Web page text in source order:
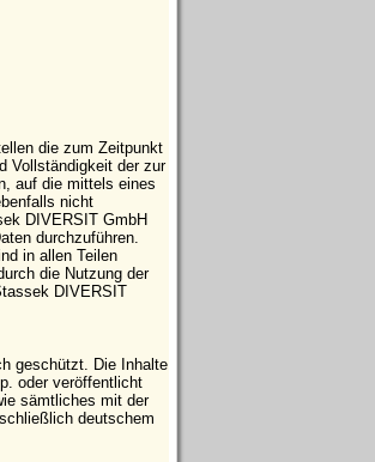
die zum Zeitpunkt
Vollständigkeit der zur
auf die mittels eines
nicht
DIVERSIT GmbH
durchzuführen.
in allen Teilen
die Nutzung der
DIVERSIT
geschützt. Die Inhalte
oder veröffentlicht
sämtliches mit der
deutschem